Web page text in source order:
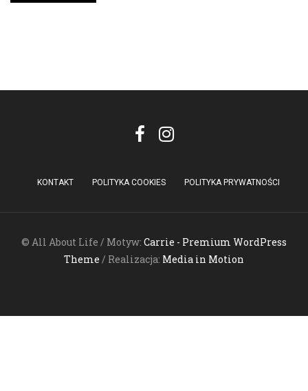
KONTAKT POLITYKA COOKIES POLITYKA PRYWATNOŚCI
© All About Life / Motyw: Carrie - Premium WordPress
Theme / Realizacja: Media in Motion